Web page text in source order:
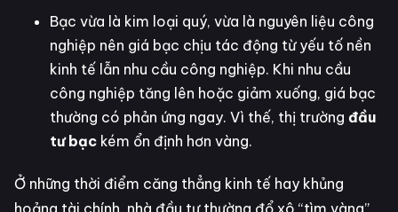
Bạc vừa là kim loại quý, vừa là nguyên liệu công
nghiệp nên giá bạc chịu tác động từ yếu tố nền
kinh tế lẫn nhu cầu công nghiệp. Khi nhu cầu
công nghiệp tăng lên hoặc giảm xuống, giá bạc
thường có phản ứng ngay. Vì thế, thị trường đầu
tư bạc kém ổn định hơn vàng.
Ở những thời điểm căng thẳng kinh tế hay khủng
hoảng tài chính, nhà đầu tư thường đổ xô “tìm vàng”